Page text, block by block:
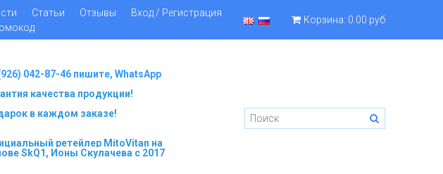
Статьи Отзывы
Вход / Регистрация
Корзина: 0.00 руб
042-87-46 пишите, WhatsApp
качества продукции!
в каждом заказе!
ретейлер MitoVitan на
SkQ1, Ионы Скулачева c 2017